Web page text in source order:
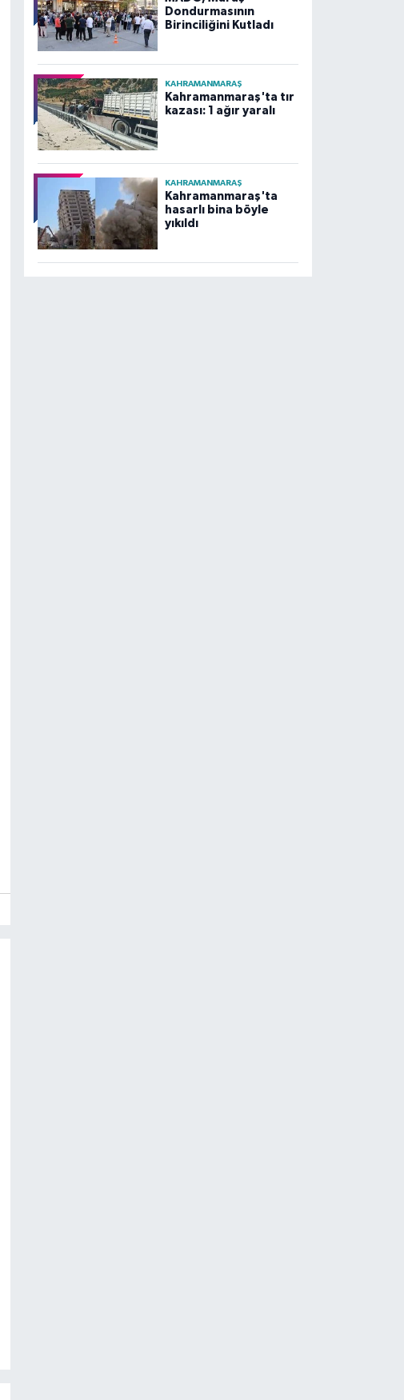
Dondurmasının
Birinciliğini Kutladı
KAHRAMANMARAŞ
Kahramanmaraş'ta tır
kazası: 1 ağır yaralı
KAHRAMANMARAŞ
Kahramanmaraş'ta
hasarlı bina böyle
yıkıldı